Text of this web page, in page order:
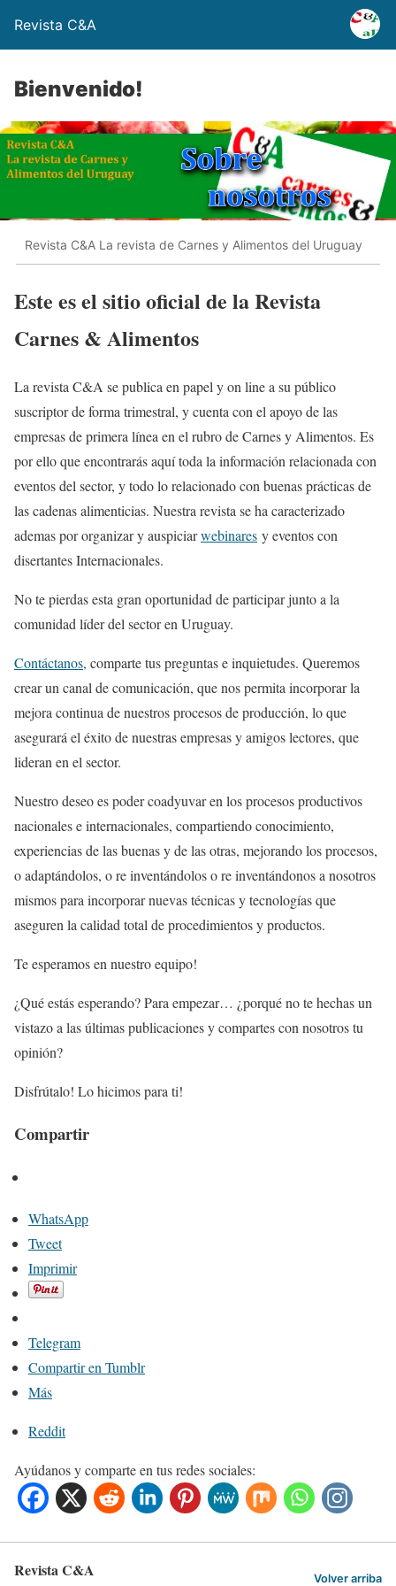
Revista C&A
Bienvenido!
Revista C&A La revista de Carnes y Alimentos del Uruguay
Este es el sitio oficial de la Revista
Carnes & Alimentos
La revista C&A se publica en papel y on line a su público
suscriptor de forma trimestral, y cuenta con el apoyo de las
empresas de primera línea en el rubro de Carnes y Alimentos. Es
por ello que encontrarás aquí toda la información relacionada con
eventos del sector, y todo lo relacionado con buenas prácticas de
las cadenas alimenticias. Nuestra revista se ha caracterizado
ademas por organizar y auspiciarwebinares y eventos con
disertantes Internacionales.
No te pierdas esta gran oportunidad de participar junto a la
comunidad líder del sector en Uruguay.
Contáctanos, comparte tus preguntas e inquietudes. Queremos
crear un canal de comunicación, que nos permita incorporar la
mejora continua de nuestros procesos de producción, lo que
asegurará el éxito de nuestras empresas y amigos lectores, que
lideran en el sector.
Nuestro deseo es poder coadyuvar en los procesos productivos
nacionales e internacionales, compartiendo conocimiento,
experiencias de las buenas y de las otras, mejorando los procesos,
o adaptándolos, o re inventándolos o re inventándonos a nosotros
mismos para incorporar nuevas técnicas y tecnologías que
aseguren la calidad total de procedimientos y productos.
Te esperamos en nuestro equipo!
¿Qué estás esperando? Para empezar… ¿porqué no te hechas un
vistazo a las últimas publicaciones y compartes con nosotros tu
opinión?
Disfrútalo! Lo hicimos para ti!
Compartir
WhatsApp
Tweet
Imprimir
Telegram
Compartir en Tumblr
Más
Reddit
Ayúdanos y comparte en tus redes sociales:
Revista C&A Volver arriba